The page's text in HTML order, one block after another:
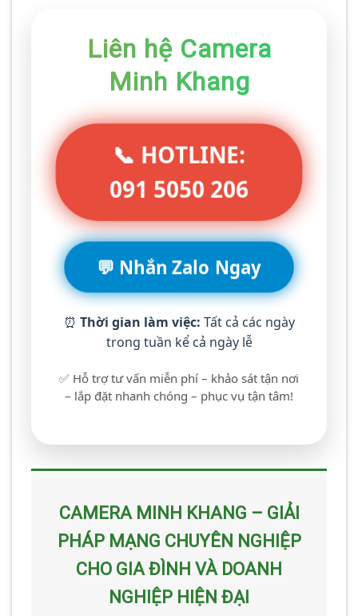
Liên hệ Camera
Minh Khang
📞 HOTLINE:
091 5050 206
💬 Nhắn Zalo Ngay
⏰ Thời gian làm việc: Tất cả các ngày
trong tuần kể cả ngày lễ
✅ Hỗ trợ tư vấn miễn phí – khảo sát tận nơi
– lắp đặt nhanh chóng – phục vụ tận tâm!
CAMERA MINH KHANG – GIẢI
PHÁP MẠNG CHUYÊN NGHIỆP
CHO GIA ĐÌNH VÀ DOANH
NGHIỆP HIỆN ĐẠI